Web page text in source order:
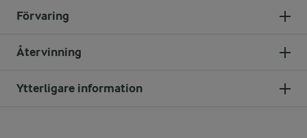
Förvaring
Återvinning
Ytterligare information